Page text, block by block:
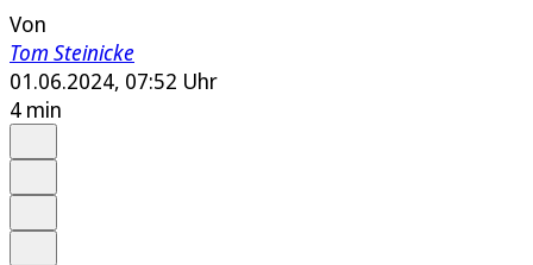
Von
Tom Steinicke
01.06.2024, 07:52 Uhr
4 min